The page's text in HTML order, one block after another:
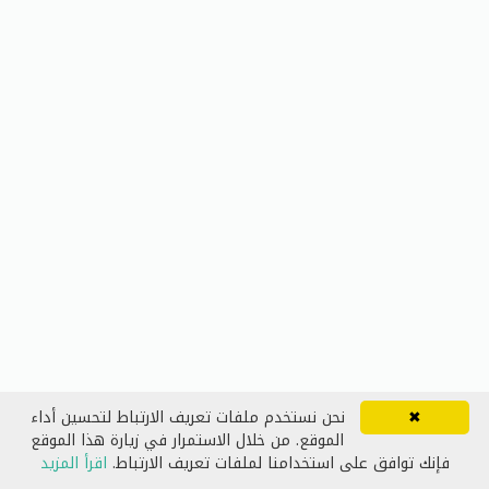
✖ نحن نستخدم ملفات تعريف الارتباط لتحسين أداء
الموقع. من خلال الاستمرار في زيارة هذا الموقع
فإنك توافق على استخدامنا لملفات تعريف الارتباط. اقرأ المزيد